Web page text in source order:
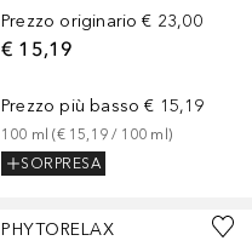
Prezzo originario € 23,00
€ 15,19
Prezzo più basso € 15,19
100 ml (€ 15,19 / 100 ml)
SORPRESA
PHYTORELAX